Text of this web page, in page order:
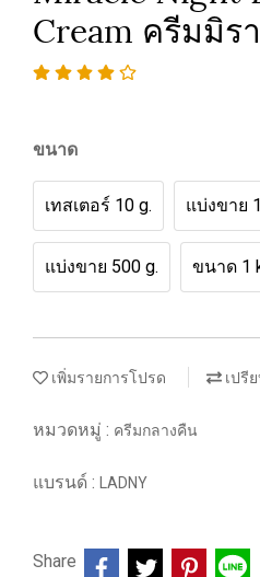
Cream ครีมมิร
ขนาด
เทสเตอร์ 10 g. แบ่งขาย
แบ่งขาย 500 g. ขนาด 1
เพิ่มรายการโปรด เปรี
หมวดหมู่ : ครีมกลางคืน
แบรนด์ : LADNY
Share